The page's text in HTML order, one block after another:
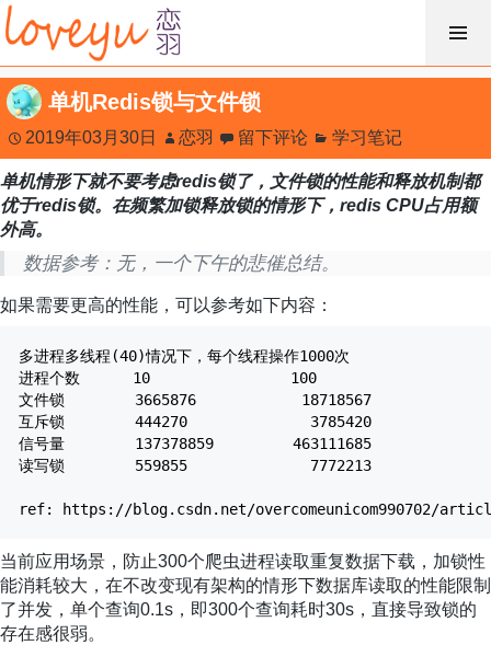
跳
过
内
容
单机Redis锁与文件锁
2019年03月30日 恋羽 留下评论 学习笔记
单机情形下就不要考虑redis锁了，文件锁的性能和释放机制都
优于redis锁。在频繁加锁释放锁的情形下，redis CPU占用额
外高。
数据参考：无，一个下午的悲催总结。
如果需要更高的性能，可以参考如下内容：
多进程多线程(40)情况下，每个线程操作1000次
进程个数 10 100
文件锁 3665876 18718567
互斥锁 444270 3785420
信号量 137378859 463111685
读写锁 559855 7772213
ref: https://blog.csdn.net/overcomeunicom990702/
当前应用场景，防止300个爬虫进程读取重复数据下载，加锁性
能消耗较大，在不改变现有架构的情形下数据库读取的性能限制
了并发，单个查询0.1s，即300个查询耗时30s，直接导致锁的
存在感很弱。